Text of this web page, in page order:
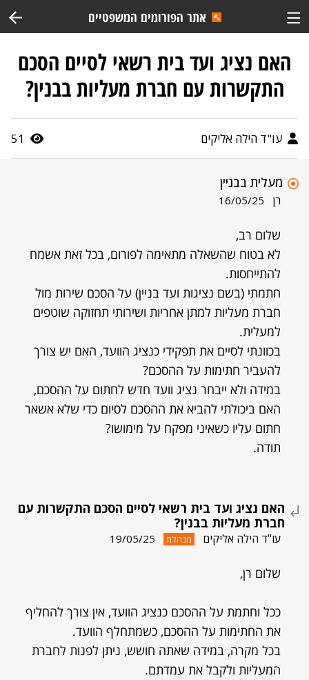
אתר הפורומים המשפטיים
האם נציג ועד בית רשאי לסיים הסכם
התקשרות עם חברת מעליות בבנין?
עו"ד הילה אליקים 51
מעלית בבניין
רן 16/05/25
שלום רב,
לא בטוח שהשאלה מתאימה לפורום, בכל זאת אשמח
להתייחסות.
חתמתי (בשם נציגות ועד בניין) על הסכם שירות מול
חברת מעליות למתן אחריות ושירותי תחזוקה שוטפים
למעלית.
בכוונתי לסיים את תפקידי כנציג הוועד, האם יש צורך
להעביר חתימות על ההסכם?
במידה ולא ייבחר נציג וועד חדש לחתום על ההסכם,
האם ביכולתי להביא את ההסכם לסיום כדי שלא אשאר
חתום עליו כשאיני מפקח על מימושו?
תודה.
האם נציג ועד בית רשאי לסיים הסכם התקשרות עם
חברת מעליות בבנין?
עו"ד הילה אליקים מנהלת 19/05/25
שלום רן,
ככל וחתמת על ההסכם כנציג הוועד, אין צורך להחליף
את החתימות על ההסכם, כשמתחלף הוועד.
בכל מקרה, במידה שאתה חושש, ניתן לפנות לחברת
המעליות ולקבל את עמדתם.